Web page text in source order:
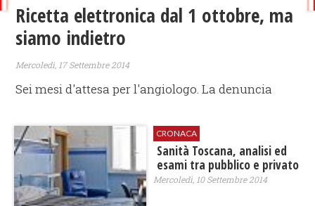
Ricetta elettronica dal 1 ottobre, ma
siamo indietro
Mercoledì, 17 Settembre 2014
Sei mesi d'attesa per l'angiologo. La denuncia
CRONACA
Sanità Toscana, analisi ed
esami tra pubblico e privato
Mercoledì, 10 Settembre 2014